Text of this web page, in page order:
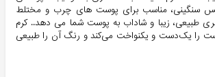
سنگینی، مناسب برای پوست های چرب و مختلط
طبیعی، زیبا و شاداب به پوست شما می دهد.. كرم
را یک‌دست و یکنواخت می‌کند و رنگ آن را طبیعی